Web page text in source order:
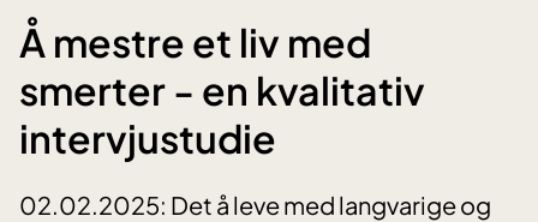
Å mestre et liv med
smerter - en kvalitativ
intervjustudie
02.02.2025: Det å leve med langvarige og